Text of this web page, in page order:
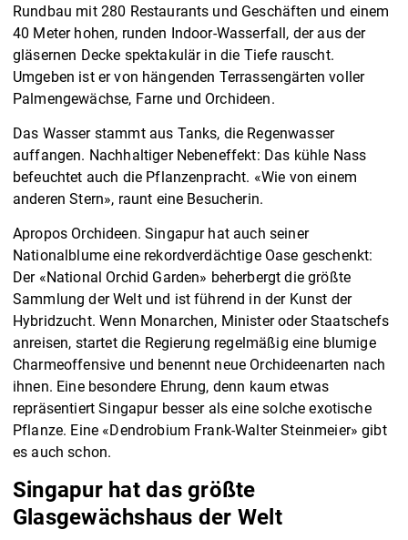
Rundbau mit 280 Restaurants und Geschäften und einem
40 Meter hohen, runden Indoor-Wasserfall, der aus der
gläsernen Decke spektakulär in die Tiefe rauscht.
Umgeben ist er von hängenden Terrassengärten voller
Palmengewächse, Farne und Orchideen.
Das Wasser stammt aus Tanks, die Regenwasser
auffangen. Nachhaltiger Nebeneffekt: Das kühle Nass
befeuchtet auch die Pflanzenpracht. «Wie von einem
anderen Stern», raunt eine Besucherin.
Apropos Orchideen. Singapur hat auch seiner
Nationalblume eine rekordverdächtige Oase geschenkt:
Der «National Orchid Garden» beherbergt die größte
Sammlung der Welt und ist führend in der Kunst der
Hybridzucht. Wenn Monarchen, Minister oder Staatschefs
anreisen, startet die Regierung regelmäßig eine blumige
Charmeoffensive und benennt neue Orchideenarten nach
ihnen. Eine besondere Ehrung, denn kaum etwas
repräsentiert Singapur besser als eine solche exotische
Pflanze. Eine «Dendrobium Frank-Walter Steinmeier» gibt
es auch schon.
Singapur hat das größte
Glasgewächshaus der Welt